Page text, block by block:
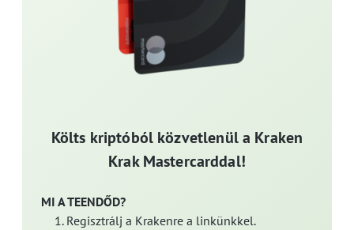
Költs kriptóból közvetlenül a Kraken
Krak Mastercarddal!
MI A TEENDŐD?
Regisztrálj a Krakenre a linkünkkel.